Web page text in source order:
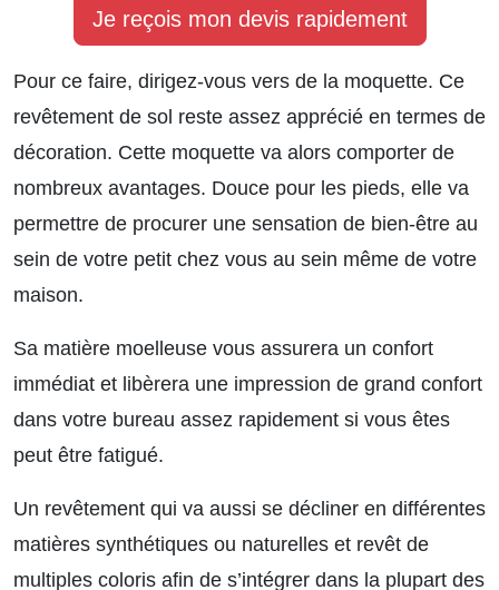
Je reçois mon devis rapidement
Pour ce faire, dirigez-vous vers de la moquette. Ce
revêtement de sol reste assez apprécié en termes de
décoration. Cette moquette va alors comporter de
nombreux avantages. Douce pour les pieds, elle va
permettre de procurer une sensation de bien-être au
sein de votre petit chez vous au sein même de votre
maison.
Sa matière moelleuse vous assurera un confort
immédiat et libèrera une impression de grand confort
dans votre bureau assez rapidement si vous êtes
peut être fatigué.
Un revêtement qui va aussi se décliner en différentes
matières synthétiques ou naturelles et revêt de
multiples coloris afin de s’intégrer dans la plupart des